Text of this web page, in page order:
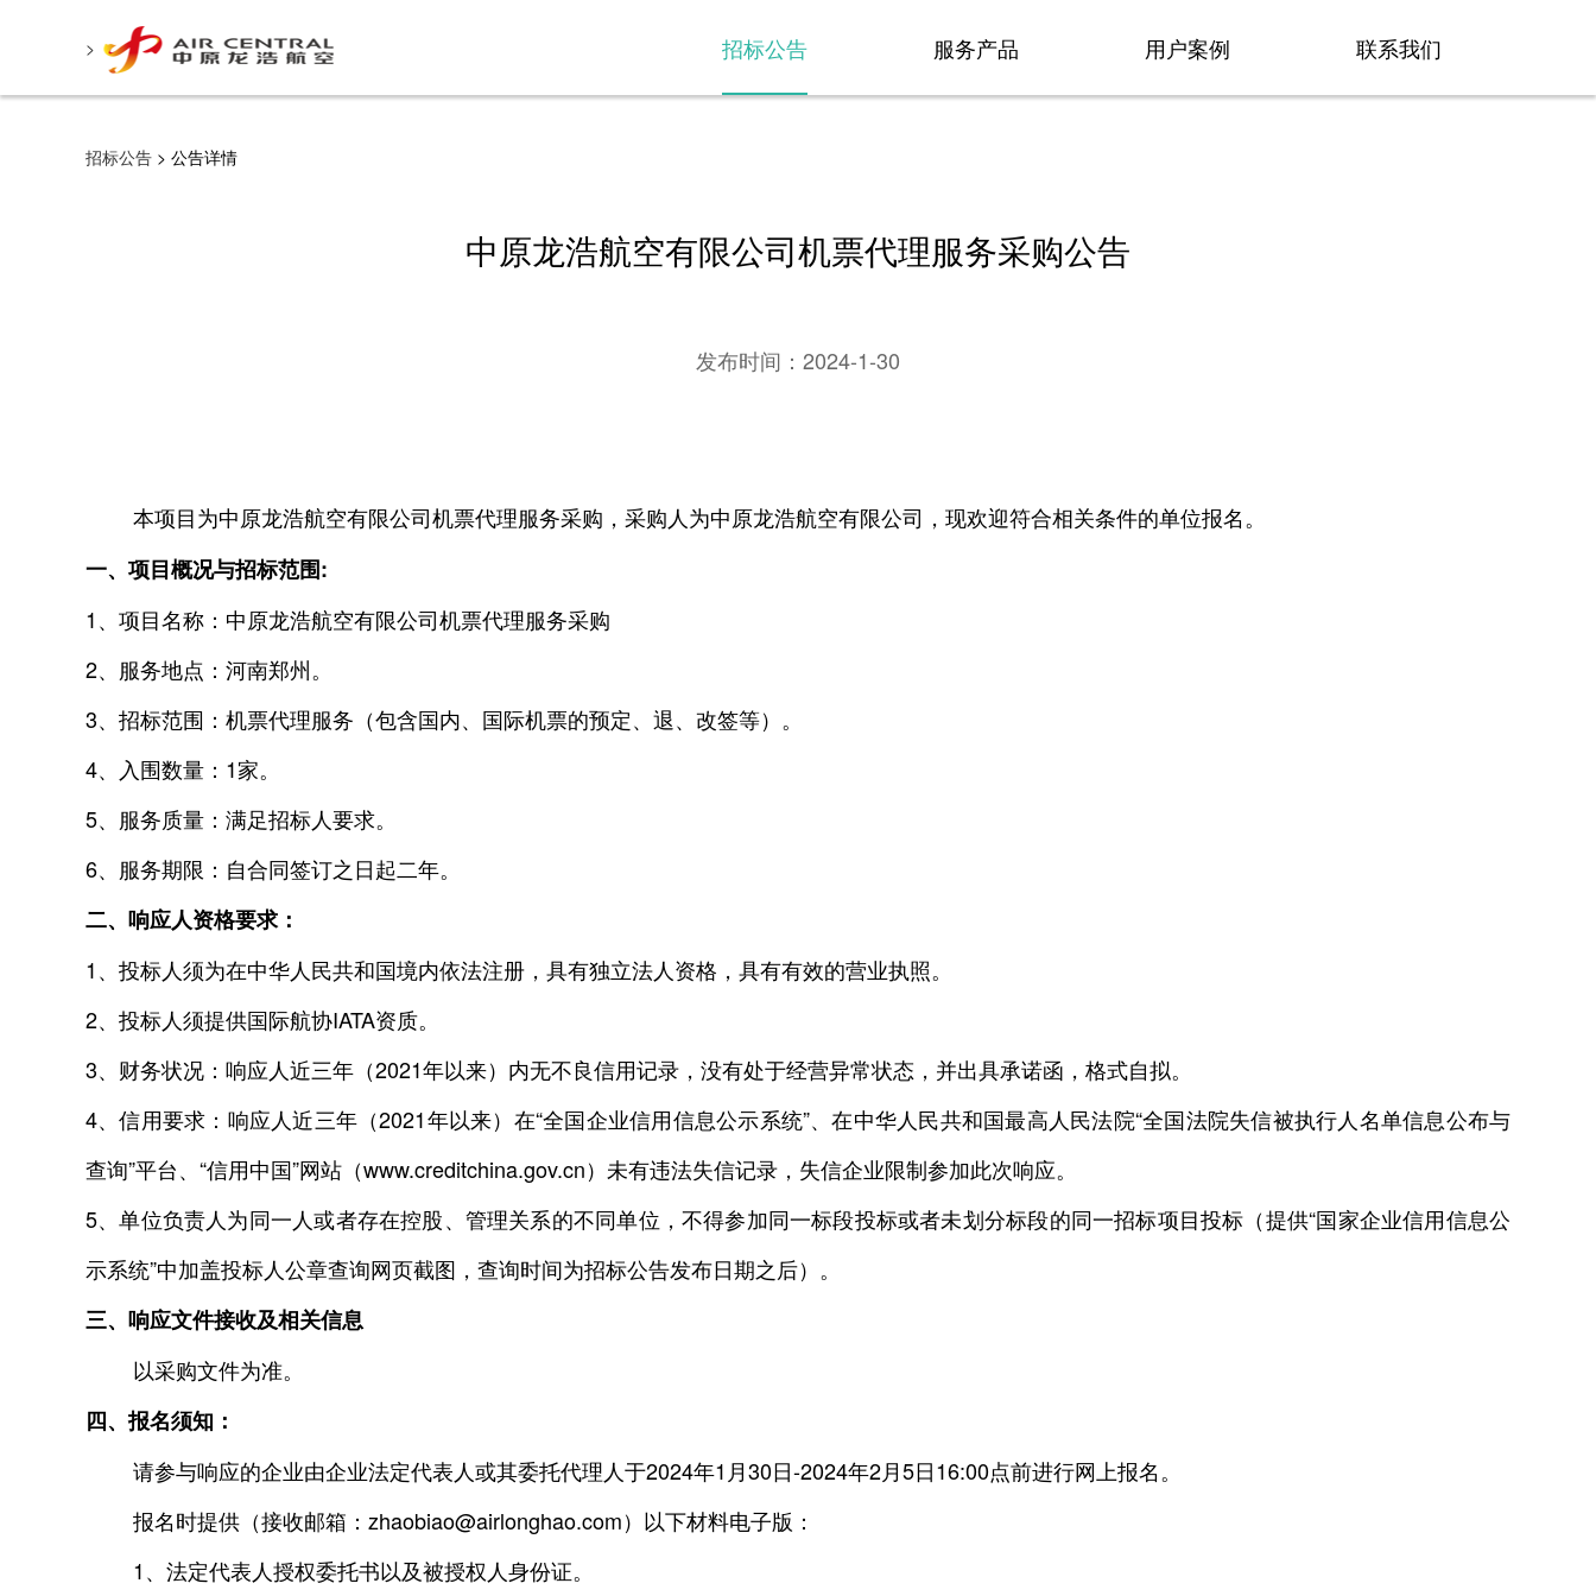
> 招标公告 服务产品 用户案例 联系我们
招标公告 > 公告详情
中原龙浩航空有限公司机票代理服务采购公告
发布时间： 2024-1-30
本项目为中原龙浩航空有限公司机票代理服务采购，采购人为中原龙浩航空有限公司，现欢迎符合相关条件的单位报名。
一、项目概况与招标范围:
1、项目名称：中原龙浩航空有限公司机票代理服务采购
2、服务地点：河南郑州。
3、招标范围：机票代理服务（包含国内、国际机票的预定、退、改签等）。
4、入围数量：1家。
5、服务质量：满足招标人要求。
6、服务期限：自合同签订之日起二年。
二、响应人资格要求：
1、投标人须为在中华人民共和国境内依法注册，具有独立法人资格，具有有效的营业执照。
2、投标人须提供国际航协IATA资质。
3、财务状况：响应人近三年（2021年以来）内无不良信用记录，没有处于经营异常状态，并出具承诺函，格式自拟。
4、信用要求：响应人近三年（2021年以来）在“全国企业信用信息公示系统”、在中华人民共和国最高人民法院“全国法院失信被执行人名单信息公布与
查询”平台、“信用中国”网站（www.creditchina.gov.cn）未有违法失信记录，失信企业限制参加此次响应。
5、单位负责人为同一人或者存在控股、管理关系的不同单位，不得参加同一标段投标或者未划分标段的同一招标项目投标（提供“国家企业信用信息公
示系统”中加盖投标人公章查询网页截图，查询时间为招标公告发布日期之后）。
三、响应文件接收及相关信息
以采购文件为准。
四、报名须知：
请参与响应的企业由企业法定代表人或其委托代理人于2024年1月30日-2024年2月5日16:00点前进行网上报名。
报名时提供（接收邮箱：zhaobiao@airlonghao.com）以下材料电子版：
1、法定代表人授权委托书以及被授权人身份证。